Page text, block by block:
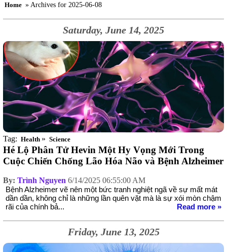
Home » Archives for 2025-06-08
Saturday, June 14, 2025
Tag: Health » Science
Hé Lộ Phân Tử Hevin Một Hy Vọng Mới Trong
Cuộc Chiến Chống Lão Hóa Não và Bệnh Alzheimer
By: Trình Nguyen 6/14/2025 06:55:00 AM
Bệnh Alzheimer vẽ nên một bức tranh nghiệt ngã về sự mất mát
dần dần, không chỉ là những lần quên vặt mà là sự xói mòn chậm
rãi của chính bả...
Read more »
Friday, June 13, 2025